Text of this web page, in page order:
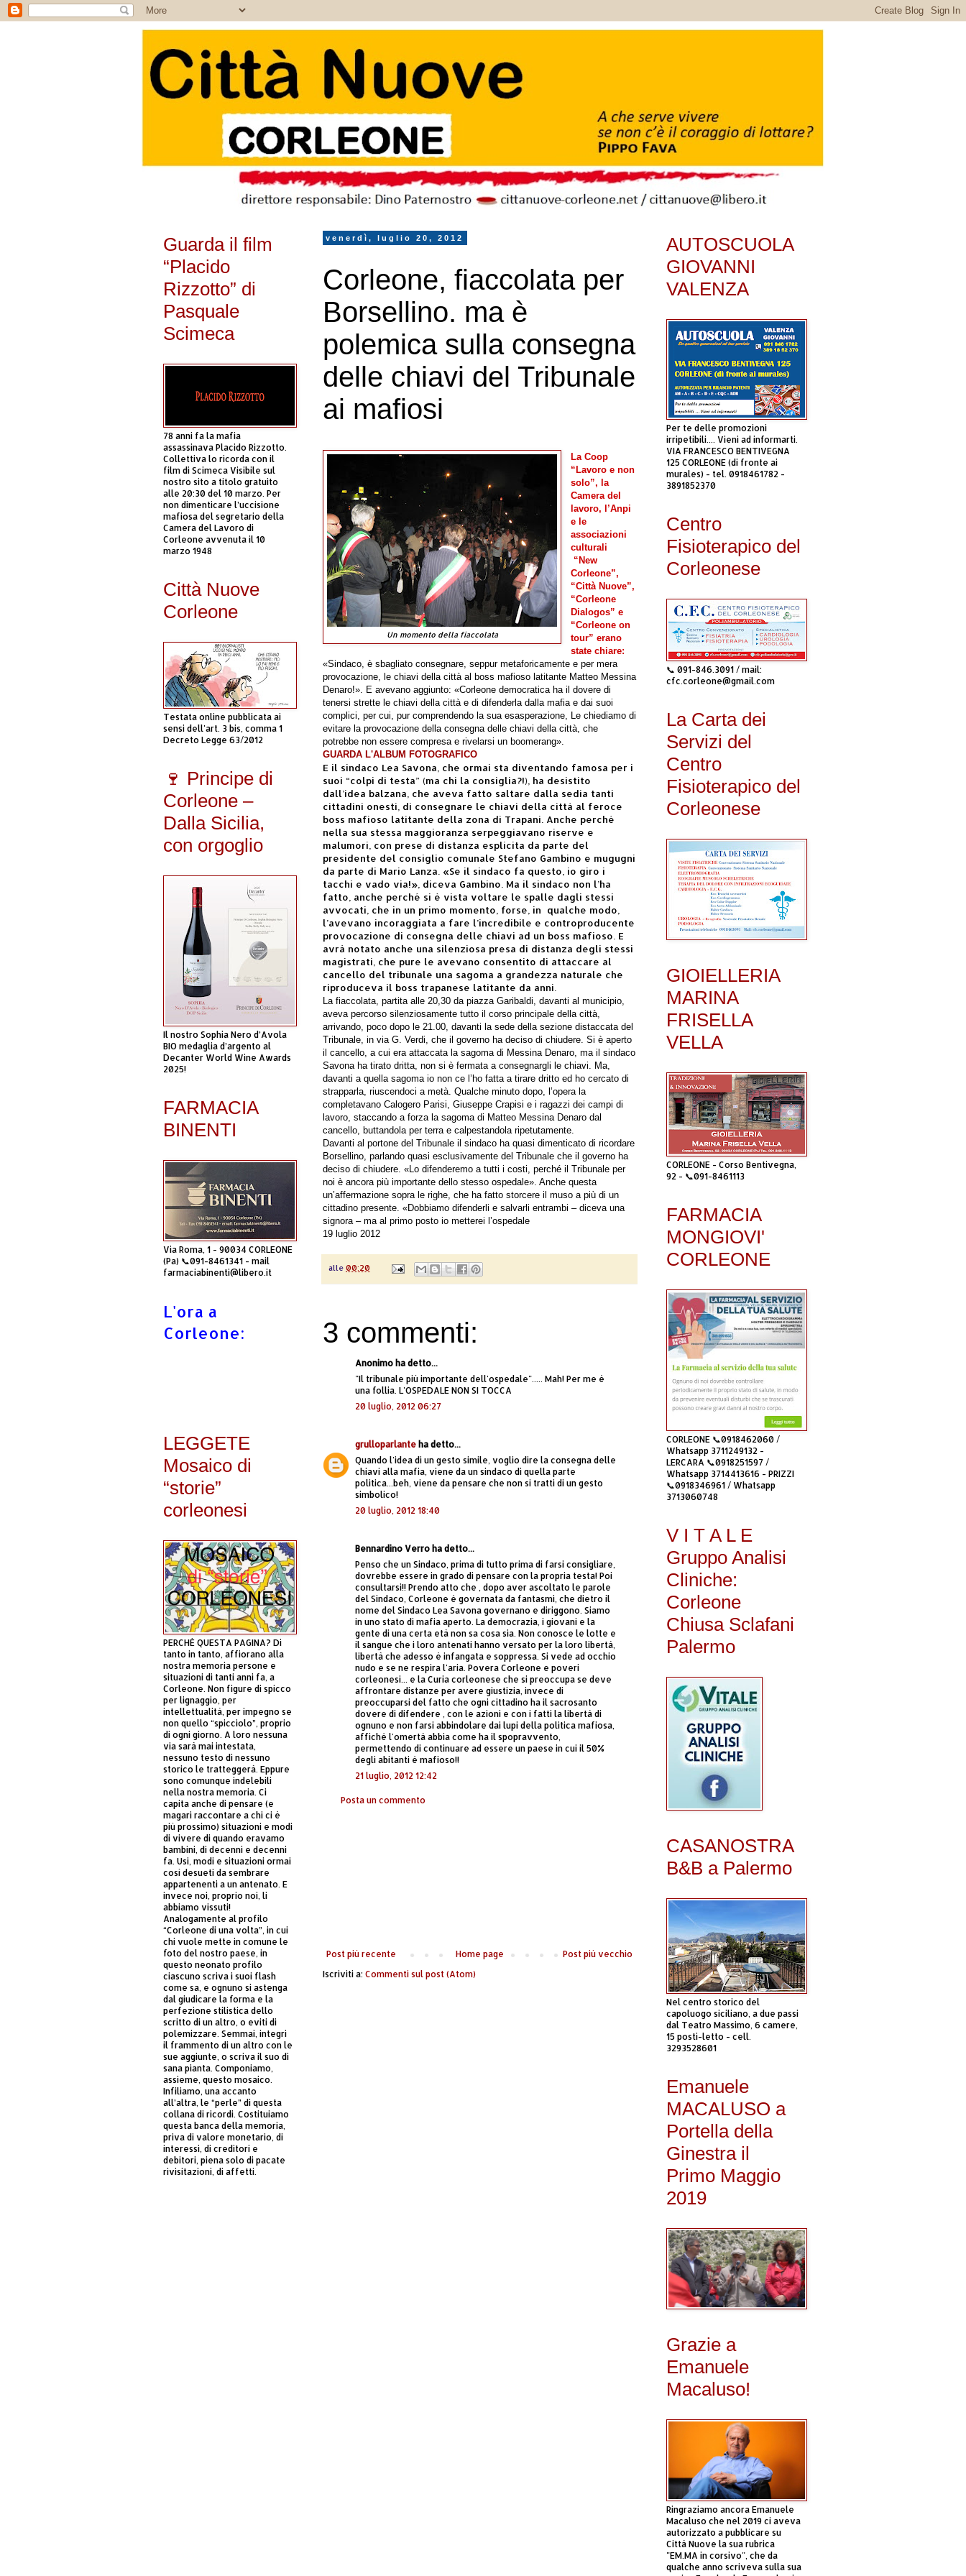
venerdì, luglio 20, 2012
Corleone, fiaccolata per
Borsellino. ma è
polemica sulla consegna
delle chiavi del Tribunale
ai mafiosi
Un momento della fiaccolata
La Coop
“Lavoro e non
solo”, la
Camera del
lavoro, l’Anpi
e le
associazioni
culturali
“New
Corleone”,
“Città Nuove”,
“Corleone
Dialogos” e
“Corleone on
tour” erano
state chiare:
«Sindaco, è sbagliato consegnare, seppur metaforicamente e per mera
provocazione, le chiavi della città al boss mafioso latitante Matteo Messina
Denaro!». E avevano aggiunto: «Corleone democratica ha il dovere di
tenersi strette le chiavi della città e di difenderla dalla mafia e dai suoi
complici, per cui, pur comprendendo la sua esasperazione, Le chiediamo di
evitare la provocazione della consegna delle chiavi della città, che
potrebbe non essere compresa e rivelarsi un boomerang».
GUARDA L'ALBUM FOTOGRAFICO
E il sindaco Lea Savona, che ormai sta diventando famosa per i
suoi “colpi di testa” (ma chi la consiglia?!), ha desistito
dall’idea balzana, che aveva fatto saltare dalla sedia tanti
cittadini onesti, di consegnare le chiavi della città al feroce
boss mafioso latitante della zona di Trapani. Anche perché
nella sua stessa maggioranza serpeggiavano riserve e
malumori, con prese di distanza esplicita da parte del
presidente del consiglio comunale Stefano Gambino e mugugni
da parte di Mario Lanza. «Se il sindaco fa questo, io giro i
tacchi e vado via!», diceva Gambino. Ma il sindaco non l’ha
fatto, anche perché si è vista voltare le spalle dagli stessi
avvocati, che in un primo momento, forse, in qualche modo,
l’avevano incoraggiata a fare l’incredibile e controproducente
provocazione di consegna delle chiavi ad un boss mafioso. E
avrà notato anche una silenziosa presa di distanza degli stessi
magistrati, che pure le avevano consentito di attaccare al
cancello del tribunale una sagoma a grandezza naturale che
riproduceva il boss trapanese latitante da anni.
La fiaccolata, partita alle 20,30 da piazza Garibaldi, davanti al municipio,
aveva percorso silenziosamente tutto il corso principale della città,
arrivando, poco dopo le 21.00, davanti la sede della sezione distaccata del
Tribunale, in via G. Verdi, che il governo ha deciso di chiudere. Si è aperto
il cancello, a cui era attaccata la sagoma di Messina Denaro, ma il sindaco
Savona ha tirato dritta, non si è fermata a consegnargli le chiavi. Ma,
davanti a quella sagoma io non ce l’ho fatta a tirare dritto ed ho cercato di
strapparla, riuscendoci a metà. Qualche minuto dopo, l’opera la
completavano Calogero Parisi, Giuseppe Crapisi e i ragazzi dei campi di
lavoro, staccando a forza la sagoma di Matteo Messina Denaro dal
cancello, buttandola per terra e calpestandola ripetutamente.
Davanti al portone del Tribunale il sindaco ha quasi dimenticato di ricordare
Borsellino, parlando quasi esclusivamente del Tribunale che il governo ha
deciso di chiudere. «Lo difenderemo a tutti i costi, perché il Tribunale per
noi è ancora più importante dello stesso ospedale». Anche questa
un’affermazione sopra le righe, che ha fatto storcere il muso a più di un
cittadino presente. «Dobbiamo difenderli e salvarli entrambi – diceva una
signora – ma al primo posto io metterei l’ospedale
19 luglio 2012
alle 00:20
3 commenti:
Anonimo ha detto...
"Il tribunale piú importante dell'ospedale"..... Mah! Per me é
una follia. L'OSPEDALE NON SI TOCCA
20 luglio, 2012 06:27
grulloparlante ha detto...
Quando l'idea di un gesto simile, voglio dire la consegna delle
chiavi alla mafia, viene da un sindaco di quella parte
politica...beh, viene da pensare che non si tratti di un gesto
simbolico!
20 luglio, 2012 18:40
Bennardino Verro ha detto...
Penso che un Sindaco, prima di tutto prima di farsi consigliare,
dovrebbe essere in grado di pensare con la propria testa! Poi
consultarsi!! Prendo atto che , dopo aver ascoltato le parole
del Sindaco, Corleone è governata da fantasmi, che dietro il
nome del Sindaco Lea Savona governano e diriggono. Siamo
in uno stato di mafia aperto. La democrazia, i giovani e la
gente di una certa età non sa cosa sia. Non conosce le lotte e
il sangue che i loro antenati hanno versato per la loro libertà,
libertà che adesso è infangata e soppressa. Si vede ad occhio
nudo e se ne respira l'aria. Povera Corleone e poveri
corleonesi... e la Curia corleonese che si preoccupa se deve
affrontare distanze per avere giustizia, invece di
preoccuparsi del fatto che ogni cittadino ha il sacrosanto
dovere di difendere , con le azioni e con i fatti la libertà di
ognuno e non farsi abbindolare dai lupi della politica mafiosa,
affichè l'omertà abbia come ha il spopravvento,
permettendo di continuare ad essere un paese in cui il 50%
degli abitanti è mafioso!!
21 luglio, 2012 12:42
Posta un commento
Post più recente Post più vecchio
Home page
Iscriviti a: Commenti sul post (Atom)
Guarda il film
“Placido
Rizzotto” di
Pasquale
Scimeca
78 anni fa la mafia
assassinava Placido Rizzotto.
Collettiva lo ricorda con il
film di Scimeca Visibile sul
nostro sito a titolo gratuito
alle 20:30 del 10 marzo. Per
non dimenticare l’uccisione
mafiosa del segretario della
Camera del Lavoro di
Corleone avvenuta il 10
marzo 1948
Città Nuove
Corleone
Testata online pubblicata ai
sensi dell'art. 3 bis, comma 1
Decreto Legge 63/2012
🍷 Principe di
Corleone –
Dalla Sicilia,
con orgoglio
Il nostro Sophia Nero d’Avola
BIO medaglia d’argento al
Decanter World Wine Awards
2025!
FARMACIA
BINENTI
Via Roma, 1 - 90034 CORLEONE
(Pa) 📞091-8461341 - mail
farmaciabinenti@libero.it
L'ora a
Corleone:
LEGGETE
Mosaico di
“storie”
corleonesi
PERCHÈ QUESTA PAGINA? Di
tanto in tanto, affiorano alla
nostra memoria persone e
situazioni di tanti anni fa, a
Corleone. Non figure di spicco
per lignaggio, per
intellettualità, per impegno se
non quello “spicciolo”, proprio
di ogni giorno. A loro nessuna
via sarà mai intestata,
nessuno testo di nessuno
storico le tratteggerà. Eppure
sono comunque indelebili
nella nostra memoria. Ci
capita anche di pensare (e
magari raccontare a chi ci è
più prossimo) situazioni e modi
di vivere di quando eravamo
bambini, di decenni e decenni
fa. Usi, modi e situazioni ormai
così desueti da sembrare
appartenenti a un antenato. E
invece noi, proprio noi, li
abbiamo vissuti!
Analogamente al profilo
“Corleone di una volta”, in cui
chi vuole mette in comune le
foto del nostro paese, in
questo neonato profilo
ciascuno scriva i suoi flash
come sa, e ognuno si astenga
dal giudicare la forma e la
perfezione stilistica dello
scritto di un altro, o eviti di
polemizzare. Semmai, integri
il frammento di un altro con le
sue aggiunte, o scriva il suo di
sana pianta. Componiamo,
assieme, questo mosaico.
Infiliamo, una accanto
all’altra, le “perle” di questa
collana di ricordi. Costituiamo
questa banca della memoria,
priva di valore monetario, di
interessi, di creditori e
debitori, piena solo di pacate
rivisitazioni, di affetti.
AUTOSCUOLA
GIOVANNI
VALENZA
Per te delle promozioni
irripetibili.... Vieni ad informarti.
VIA FRANCESCO BENTIVEGNA
125 CORLEONE (di fronte ai
murales) - tel. 0918461782 -
3891852370
Centro
Fisioterapico del
Corleonese
📞 091-846.3091 / mail:
cfc.corleone@gmail.com
La Carta dei
Servizi del
Centro
Fisioterapico del
Corleonese
GIOIELLERIA
MARINA
FRISELLA
VELLA
CORLEONE - Corso Bentivegna,
92 - 📞091-8461113
FARMACIA
MONGIOVI'
CORLEONE
CORLEONE 📞0918462060 /
Whatsapp 3711249132 -
LERCARA 📞0918251597 /
Whatsapp 3714413616 - PRIZZI
📞0918346961 / Whatsapp
3713060748
V I T A L E
Gruppo Analisi
Cliniche:
Corleone
Chiusa Sclafani
Palermo
CASANOSTRA
B&B a Palermo
Nel centro storico del
capoluogo siciliano, a due passi
dal Teatro Massimo, 6 camere,
15 posti-letto - cell.
3293528601
Emanuele
MACALUSO a
Portella della
Ginestra il
Primo Maggio
2019
Grazie a
Emanuele
Macaluso!
Ringraziamo ancora Emanuele
Macaluso che nel 2019 ci aveva
autorizzato a pubblicare su
Città Nuove la sua rubrica
"EM.MA in corsivo", che da
qualche anno scriveva sulla sua